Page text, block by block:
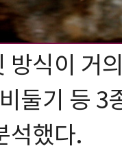
방식이
둘기 등 3
석했다.